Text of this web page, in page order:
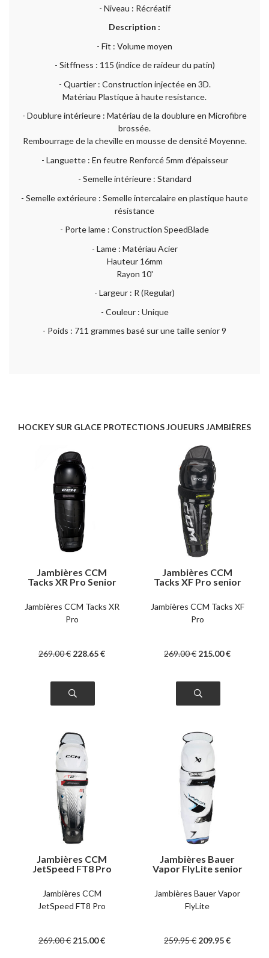
- Niveau : Récréatif
Description :
- Fit : Volume moyen
- Sitffness : 115 (indice de raideur du patin)
- Quartier : Construction injectée en 3D.
Matériau Plastique à haute resistance.
- Doublure intérieure : Matériau de la doublure en Microfibre
brossée.
Rembourrage de la cheville en mousse de densité Moyenne.
- Languette : En feutre Renforcé 5mm d’épaisseur
- Semelle intérieure : Standard
- Semelle extérieure : Semelle intercalaire en plastique haute
résistance
- Porte lame : Construction SpeedBlade
- Lame : Matériau Acier
Hauteur 16mm
Rayon 10'
- Largeur : R (Regular)
- Couleur : Unique
- Poids : 711 grammes basé sur une taille senior 9
HOCKEY SUR GLACE PROTECTIONS JOUEURS JAMBIÈRES
Jambières CCM
Tacks XR Pro Senior
Jambières CCM Tacks XR
Pro
269.00€ 228.65€
Jambières CCM
Tacks XF Pro senior
Jambières CCM Tacks XF
Pro
269.00€ 215.00€
Jambières CCM
JetSpeed FT8 Pro
Jambières CCM
JetSpeed FT8 Pro
269.00€ 215.00€
Jambières Bauer
Vapor FlyLite senior
Jambières Bauer Vapor
FlyLite
259.95€ 209.95€